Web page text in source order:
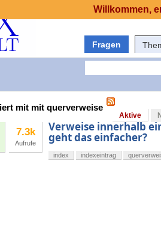
Fragen
mit mit querverweise
Aktive
7.3k
Aufrufe
Verweise innerhalb
geht das einfacher?
index indexeintrag
Willkommen,